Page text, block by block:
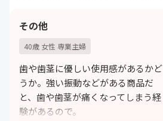
その他
40歳 女性 専業主婦
歯や歯茎に優しい使用感があるかど
うか。強い振動などがある商品だ
と、歯や歯茎が痛くなってしまう経
験があるので。